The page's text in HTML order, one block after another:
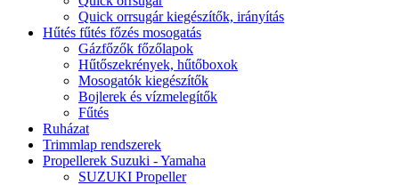
Quick orrsugár kiegészítők, irányítás
Hűtés fűtés főzés mosogatás
Gázfőzők főzőlapok
Hűtőszekrények, hűtőboxok
Mosogatók kiegészítők
Bojlerek és vízmelegítők
Fűtés
Ruházat
Trimmlap rendszerek
Propellerek Suzuki - Yamaha
SUZUKI Propeller